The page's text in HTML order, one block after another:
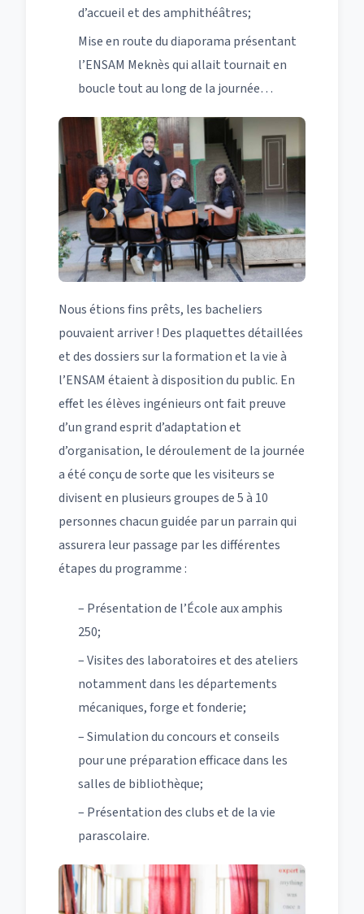
d’accueil et des amphithéâtres;
Mise en route du diaporama présentant
l’ENSAM Meknès qui allait tournait en
boucle tout au long de la journée…
Nous étions fins prêts, les bacheliers
pouvaient arriver ! Des plaquettes détaillées
et des dossiers sur la formation et la vie à
l’ENSAM étaient à disposition du public. En
effet les élèves ingénieurs ont fait preuve
d’un grand esprit d’adaptation et
d’organisation, le déroulement de la journée
a été conçu de sorte que les visiteurs se
divisent en plusieurs groupes de 5 à 10
personnes chacun guidée par un parrain qui
assurera leur passage par les différentes
étapes du programme :
– Présentation de l’École aux amphis
250;
– Visites des laboratoires et des ateliers
notamment dans les départements
mécaniques, forge et fonderie;
– Simulation du concours et conseils
pour une préparation efficace dans les
salles de bibliothèque;
– Présentation des clubs et de la vie
parascolaire.